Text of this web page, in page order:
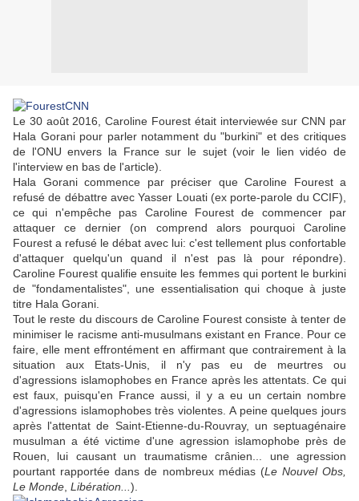
Le 30 août 2016, Caroline Fourest était interviewée sur CNN par
Hala Gorani pour parler notamment du "burkini" et des critiques
de l'ONU envers la France sur le sujet (voir le lien vidéo de
l'interview en bas de l'article).
Hala Gorani commence par préciser que Caroline Fourest a
refusé de débattre avec Yasser Louati (ex porte-parole du CCIF),
ce qui n'empêche pas Caroline Fourest de commencer par
attaquer ce dernier (on comprend alors pourquoi Caroline
Fourest a refusé le débat avec lui: c'est tellement plus confortable
d'attaquer quelqu'un quand il n'est pas là pour répondre).
Caroline Fourest qualifie ensuite les femmes qui portent le burkini
de "fondamentalistes", une essentialisation qui choque à juste
titre Hala Gorani.
Tout le reste du discours de Caroline Fourest consiste à tenter de
minimiser le racisme anti-musulmans existant en France. Pour ce
faire, elle ment effrontément en affirmant que contrairement à la
situation aux Etats-Unis, il n'y pas eu de meurtres ou
d'agressions islamophobes en France après les attentats. Ce qui
est faux, puisqu'en France aussi, il y a eu un certain nombre
d'agressions islamophobes très violentes. A peine quelques jours
après l'attentat de Saint-Etienne-du-Rouvray, un septuagénaire
musulman a été victime d'une agression islamophobe près de
Rouen, lui causant un traumatisme crânien... une agression
pourtant rapportée dans de nombreux médias (Le Nouvel Obs,
Le Monde Libération... ).